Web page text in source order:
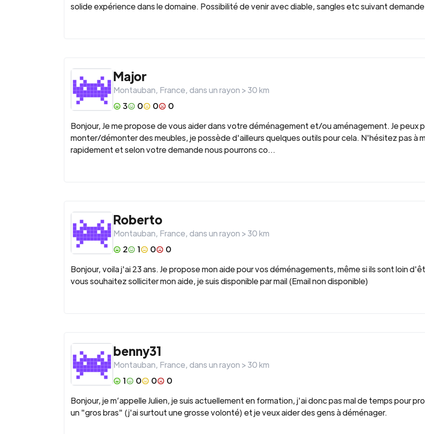
solide expérience dans le domaine. Possibilité de venir avec diable, sangles etc suivant
Major
Montauban, France, dans un rayon >30km
3
0 0
0
Bonjour, Je me propose de vous aider dans votre déménagement et/ou aménagement. Je peux
monter/démonter des meubles, je possède d'ailleurs quelques outils pour cela. N'hésitez pas à
rapidement et selon votre demande nous pourrons co...
Roberto
Montauban, France, dans un rayon >30km
2
1 0
0
Bonjour, voila j'ai 23 ans. Je propose mon aide pour vos déménagements, même si ils sont loin
vous souhaitez solliciter mon aide, je suis disponible par mail (Email non disponible)
benny31
Montauban, France, dans un rayon >30km
1
0 0
0
Bonjour, je m’appelle Julien, je suis actuellement en formation, j'ai donc pas mal de temps pour
un "gros bras" (j'ai surtout une grosse volonté) et je veux aider des gens à déménager.